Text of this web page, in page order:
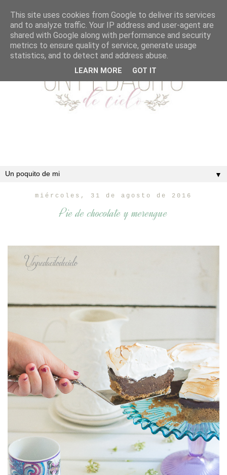
▼
miércoles, 31 de agosto de 2016
Pie de chocolate y merengue
This site uses cookies from Google to deliver its services
and to analyze traffic. Your IP address and user-agent are
shared with Google along with performance and security
metrics to ensure quality of service, generate usage
statistics, and to detect and address abuse.
LEARN MORE GOT IT